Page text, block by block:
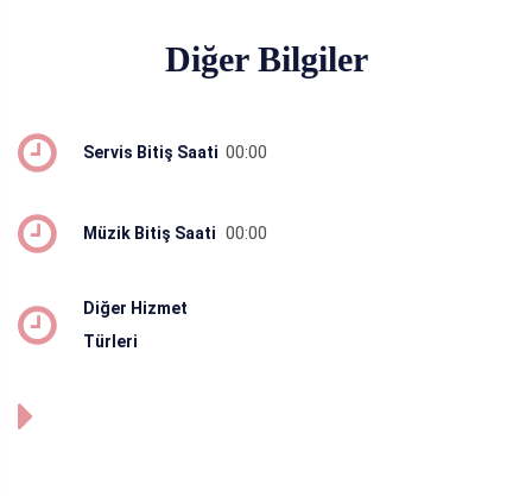
Diğer Bilgiler
Servis Bitiş Saati 00:00
Müzik Bitiş Saati 00:00
Diğer Hizmet
Türleri